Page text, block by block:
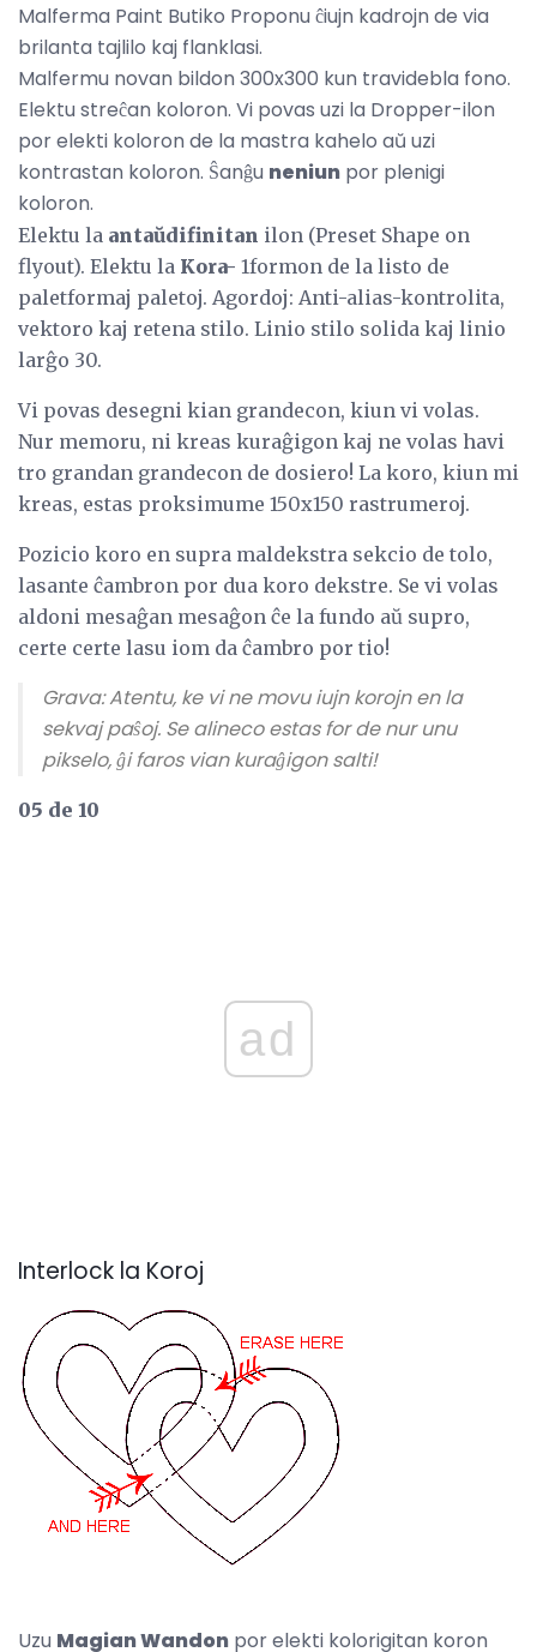
Malferma Paint Butiko Proponu ĉiujn kadrojn de via
brilanta tajlilo kaj flanklasi.
Malfermu novan bildon 300x300 kun travidebla fono.
Elektu streĉan koloron. Vi povas uzi la Dropper-ilon
por elekti koloron de la mastra kahelo aŭ uzi
kontrastan koloron. Ŝanĝu neniun por plenigi
koloron.
Elektu la antaŭdifinitan ilon (Preset Shape on
flyout). Elektu la Kora- 1formon de la listo de
paletformaj paletoj. Agordoj: Anti-alias-kontrolita,
vektoro kaj retena stilo. Linio stilo solida kaj linio
larĝo 30.
Vi povas desegni kian grandecon, kiun vi volas.
Nur memoru, ni kreas kuraĝigon kaj ne volas havi
tro grandan grandecon de dosiero! La koro, kiun mi
kreas, estas proksimume 150x150 rastrumeroj.
Pozicio koro en supra maldekstra sekcio de tolo,
lasante ĉambron por dua koro dekstre. Se vi volas
aldoni mesaĝan mesaĝon ĉe la fundo aŭ supro,
certe certe lasu iom da ĉambro por tio!
Grava: Atentu, ke vi ne movu iujn korojn en la
sekvaj paŝoj. Se alineco estas for de nur unu
pikselo, ĝi faros vian kuraĝigon salti!
05 de 10
ad
Interlock la Koroj
Uzu Magian Wandon por elekti kolorigitan koron